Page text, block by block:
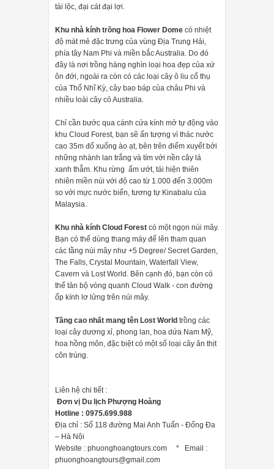
tài lộc, đại cát đại lợi.
Khu nhà kính trồng hoa Flower Dome có nhiệt
độ mát mẻ đặc trưng của vùng Địa Trung Hải,
phía tây Nam Phi và miền bắc Australia. Do đó
đây là nơi trồng hàng nghìn loại hoa đẹp của xứ
ôn đới, ngoài ra còn có các loại cây ô liu cổ thụ
của Thổ Nhĩ Kỳ, cây bao báp của châu Phi và
nhiều loài cây cỏ Australia.
Chỉ cần bước qua cánh cửa kính mở tự động vào
khu Cloud Forest, bạn sẽ ấn tượng vì thác nước
cao 35m đổ xuống ào ạt, bên trên điểm xuyết bởi
những nhành lan trắng và tím với nền cây lá
xanh thẫm. Khu rừng ẩm ướt, tái hiện thiên
nhiên miền núi với độ cao từ 1.000 đến 3.000m
so với mực nước biển, tương tự Kinabalu của
Malaysia.
Khu nhà kính Cloud Forest có một ngọn núi mây.
Bạn có thể dùng thang máy để lên tham quan
các tầng núi mây như +5 Degree/ Secret Garden,
The Falls, Crystal Mountain, Waterfall View,
Cavern và Lost World. Bên cạnh đó, bạn còn có
thể tản bộ vòng quanh Cloud Walk - con đường
ốp kính lơ lửng trên núi mây.
Tầng cao nhất mang tên Lost World trồng các
loại cây dương xỉ, phong lan, hoa dứa Nam Mỹ,
hoa hồng môn, đặc biệt có một số loại cây ăn thịt
côn trùng.
Liên hệ chi tiết :
Đơn vị Du lịch Phượng Hoàng
Hotline : 0975.699.988
Địa chỉ : Số 118 đường Mai Anh Tuấn - Đống Đa
– Hà Nội
Website : phuonghoangtours.com * Email :
phuonghoangtours@gmail.com